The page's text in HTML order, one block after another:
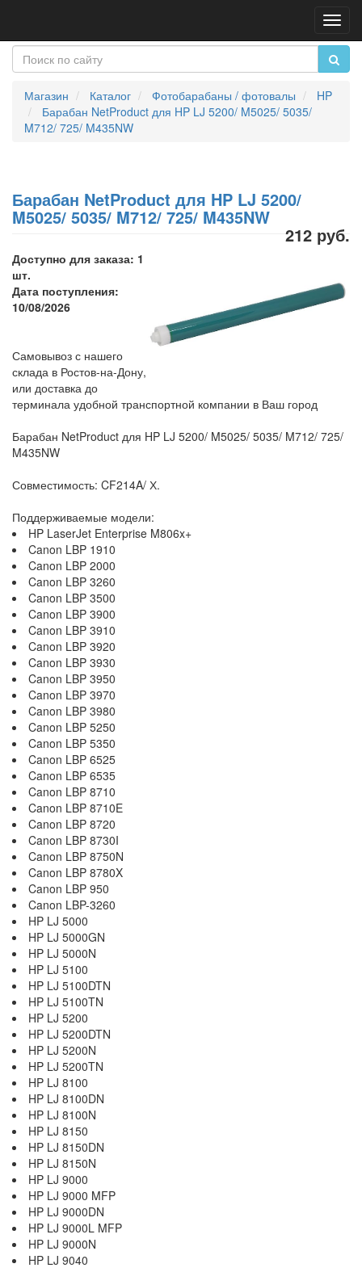
Магазин Каталог Фотобарабаны / фотовалы
HP
Барабан NetProduct для HP LJ 5200/ M5025/ 5035/
M712/ 725/ M435NW
Барабан NetProduct для HP LJ 5200/
M5025/ 5035/ M712/ 725/ M435NW
212 руб.
Доступно для заказа: 1
шт.
Дата поступления:
10/08/2026
Самовывоз с нашего
склада в Ростов-на-Дону,
или доставка до
терминала удобной транспортной компании в Ваш город
Барабан NetProduct для HP LJ 5200/ M5025/ 5035/ M712/ 725/
M435NW
Совместимость: CF214A/ Х.
Поддерживаемые модели:
HP LaserJet Enterprise M806x+
Canon LBP 1910
Canon LBP 2000
Canon LBP 3260
Canon LBP 3500
Canon LBP 3900
Canon LBP 3910
Canon LBP 3920
Canon LBP 3930
Canon LBP 3950
Canon LBP 3970
Canon LBP 3980
Canon LBP 5250
Canon LBP 5350
Canon LBP 6525
Canon LBP 6535
Canon LBP 8710
Canon LBP 8710E
Canon LBP 8720
Canon LBP 8730I
Canon LBP 8750N
Canon LBP 8780X
Canon LBP 950
Canon LBP-3260
HP LJ 5000
HP LJ 5000GN
HP LJ 5000N
HP LJ 5100
HP LJ 5100DTN
HP LJ 5100TN
HP LJ 5200
HP LJ 5200DTN
HP LJ 5200N
HP LJ 5200TN
HP LJ 8100
HP LJ 8100DN
HP LJ 8100N
HP LJ 8150
HP LJ 8150DN
HP LJ 8150N
HP LJ 9000
HP LJ 9000 MFP
HP LJ 9000DN
HP LJ 9000L MFP
HP LJ 9000N
HP LJ 9040